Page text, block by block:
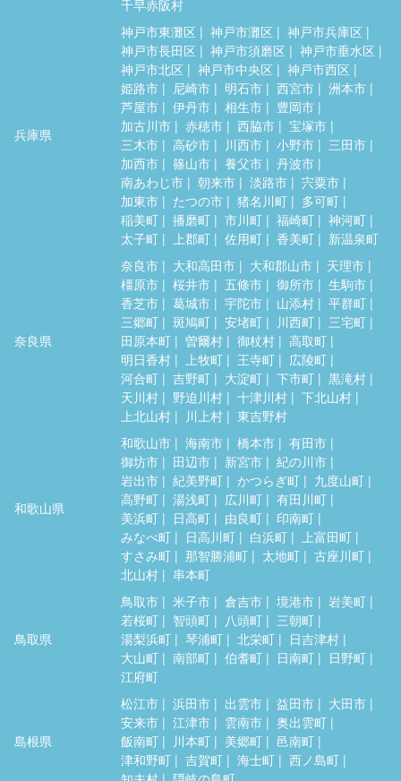
千早赤阪村
兵庫県
神戸市東灘区 神戸市灘区
神戸市兵庫区
神戸市長田区
神戸市須磨区
神戸市垂水区
神戸市北区
神戸市中央区
神戸市西区
姫路市
尼崎市 明石市 西宮市
洲本市
芦屋市
伊丹市 相生市
豊岡市
加古川市
赤穂市 西脇市
宝塚市
三木市
高砂市 川西市 小野市
三田市
加西市
篠山市 養父市
丹波市
南あわじ市
朝来市 淡路市
宍粟市
加東市
たつの市 猪名川町
多可町
稲美町
播磨町 市川町 福崎町
神河町
太子町
上郡町 佐用町 香美町 新温泉町
奈良県
奈良市 大和高田市 大和郡山市
天理市
橿原市
桜井市 五條市 御所市
生駒市
香芝市
葛城市 宇陀市 山添村
平群町
三郷町
斑鳩町 安堵町 川西町
三宅町
田原本町
曽爾村 御杖村
高取町
明日香村
上牧町 王寺町
広陵町
河合町
吉野町 大淀町 下市町
黒滝村
天川村
野迫川村 十津川村
下北山村
上北山村
川上村 東吉野村
和歌山県
和歌山市 海南市 橋本市
有田市
御坊市
田辺市 新宮市
紀の川市
岩出市
紀美野町 かつらぎ町
九度山町
高野町
湯浅町 広川町
有田川町
美浜町
日高町 由良町
印南町
みなべ町
日高川町 白浜町
上富田町
すさみ町
那智勝浦町 太地町
古座川町
北山村
串本町
鳥取県
鳥取市 米子市 倉吉市 境港市
岩美町
若桜町
智頭町 八頭町
三朝町
湯梨浜町
琴浦町 北栄町
日吉津村
大山町
南部町 伯耆町 日南町
日野町
江府町
島根県
松江市 浜田市 出雲市 益田市
大田市
安来市
江津市 雲南市
奥出雲町
飯南町
川本町 美郷町
邑南町
津和野町
吉賀町 海士町
西ノ島町